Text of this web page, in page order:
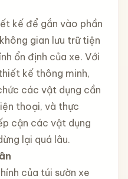
kế để gắn vào phần
gian lưu trữ tiện
ổn định của xe. Với
kế thông minh,
các vật dụng cần
thoại, và thực
cận các vật dụng
lại quá lâu.
của túi sườn xe